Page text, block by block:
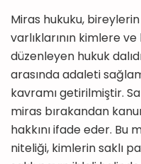
Miras hukuku,
varlıklarının kimlere
düzenleyen hukuk
arasında adaleti
kavramı getirilmiştir.
miras bırakandan
hakkını ifade eder. Bu
niteliği, kimlerin saklı